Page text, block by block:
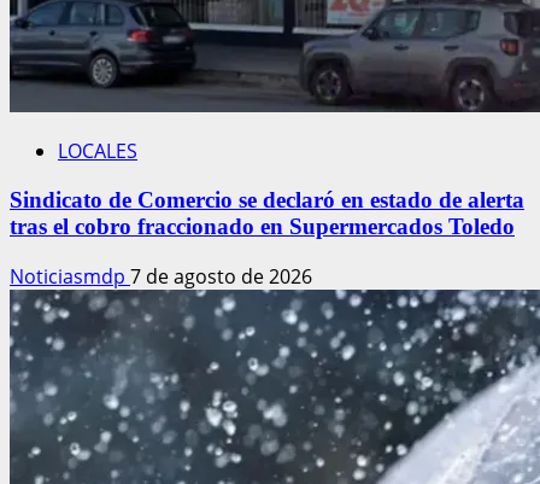
LOCALES
Sindicato de Comercio se declaró en estado de alerta
tras el cobro fraccionado en Supermercados Toledo
Noticiasmdp 7 de agosto de 2026